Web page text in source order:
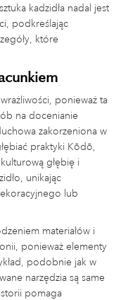
kadzidła nadal jest
podkreślając
które
ponieważ ta
na docenianie
zakorzeniona w
praktyki Kōdō,
głębię i
unikając
lub
materiałów i
ponieważ elementy
podobnie jak w
narzędzia są same
pomaga